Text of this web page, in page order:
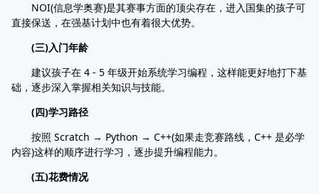
NOI(信息学奥赛)是其赛事方面的顶尖存在，进入国集的孩子可
直接保送，在强基计划中也有着很大优势。
(三)入门年龄
建议孩子在 4 - 5 年级开始系统学习编程，这样能更好地打下基
础，逐步深入掌握相关知识与技能。
(四)学习路径
按照 Scratch → Python → C++(如果走竞赛路线，C++ 是必学
内容)这样的顺序进行学习，逐步提升编程能力。
(五)花费情况